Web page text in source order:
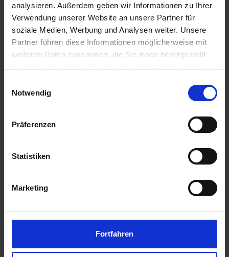
analysieren. Außerdem geben wir Informationen zu Ihrer
Verwendung unserer Website an unsere Partner für
soziale Medien, Werbung und Analysen weiter. Unsere
Partner führen diese Informationen möglicherweise mit
weiteren Daten zusammen, die Sie ihnen bereitgestellt
Notwendig
Präferenzen
Statistiken
Marketing
Fortfahren
Düsseldorf
Fahrradparkhaus Bedburg eröffnet – mit
Mehr Komfort und Sicherheit am Flughafen
20. Mai 2026
Hotels in Baal eröffnet
Afterwork, das verbindet: Bowling & Dart im
Neue Fahrradabstellanlagen in Freiburg